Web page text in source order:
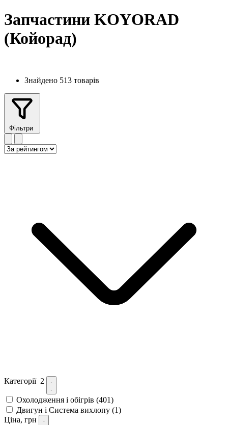
Запчастини KOYORAD
(Койорад)
Знайдено 513 товарів
Фільтри
Категорії 2
Охолодження і обігрів (401)
Двигун і Система вихлопу (1)
Ціна, грн